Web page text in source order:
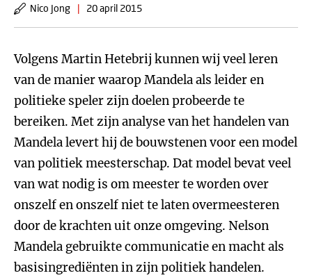
Nico Jong | 20 april 2015
Volgens Martin Hetebrij kunnen wij veel leren
van de manier waarop Mandela als leider en
politieke speler zijn doelen probeerde te
bereiken. Met zijn analyse van het handelen van
Mandela levert hij de bouwstenen voor een model
van politiek meesterschap. Dat model bevat veel
van wat nodig is om meester te worden over
onszelf en onszelf niet te laten overmeesteren
door de krachten uit onze omgeving. Nelson
Mandela gebruikte communicatie en macht als
basisingrediënten in zijn politiek handelen.